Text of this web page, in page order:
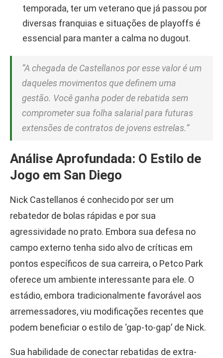
temporada, ter um veterano que já passou por
diversas franquias e situações de playoffs é
essencial para manter a calma no dugout.
“A chegada de Castellanos por esse valor é um
daqueles movimentos que definem uma
gestão. Você ganha poder de rebatida sem
comprometer sua folha salarial para futuras
extensões de contratos de jovens estrelas.”
Análise Aprofundada: O Estilo de
Jogo em San Diego
Nick Castellanos é conhecido por ser um
rebatedor de bolas rápidas e por sua
agressividade no prato. Embora sua defesa no
campo externo tenha sido alvo de críticas em
pontos específicos de sua carreira, o Petco Park
oferece um ambiente interessante para ele. O
estádio, embora tradicionalmente favorável aos
arremessadores, viu modificações recentes que
podem beneficiar o estilo de ‘gap-to-gap’ de Nick.
Sua habilidade de conectar rebatidas de extra-